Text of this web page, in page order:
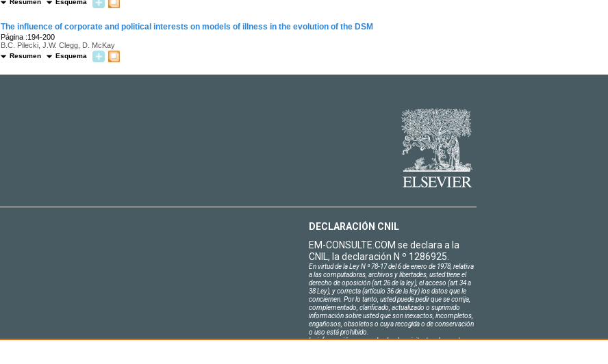
Resumen Esquema
The influence of corporate and political interests on models of illness in the evolution of the DSM
Página :194-200
B.C. Pilecki, J.W. Clegg, D. McKay
Resumen Esquema
DECLARACIÓN CNIL
EM-CONSULTE.COM se declara a la
CNIL, la declaración N º 1286925.
En virtud de la Ley N º 78-17 del 6 de enero de 1978, relativa
a las computadoras, archivos y libertades, usted tiene el
derecho de oposición (art.26 de la ley), el acceso (art.34 a
38 Ley), y correcta (artículo 36 de la ley) los datos que le
conciernen. Por lo tanto, usted puede pedir que se corrija,
complementado, clarificado, actualizado o suprimido
información sobre usted que son inexactos, incompletos,
engañosos, obsoletos o cuya recogida o de conservación
o uso está prohibido.
La información personal sobre los visitantes de nuestro